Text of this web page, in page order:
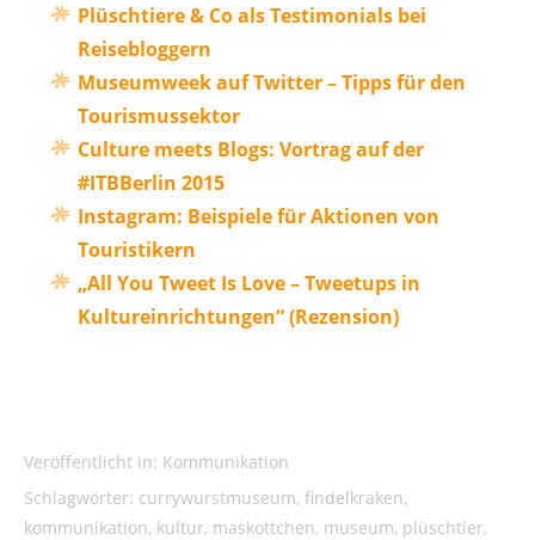
Plüschtiere & Co als Testimonials bei
Reisebloggern
Museumweek auf Twitter – Tipps für den
Tourismussektor
Culture meets Blogs: Vortrag auf der
#ITBBerlin 2015
Instagram: Beispiele für Aktionen von
Touristikern
„All You Tweet Is Love – Tweetups in
Kultureinrichtungen“ (Rezension)
Veröffentlicht in: Kommunikation
Schlagwörter: currywurstmuseum, findelkraken,
kommunikation, kultur, maskottchen, museum, plüschtier,